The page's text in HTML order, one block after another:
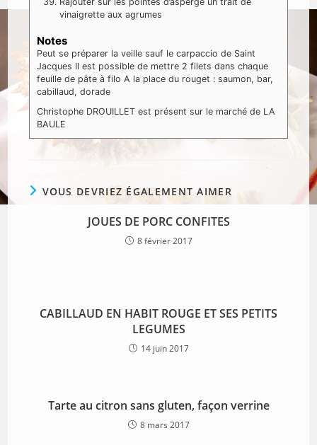
vinaigrette aux agrumes
Notes
Peut se préparer la veille sauf le carpaccio de Saint
Jacques Il est possible de mettre 2 filets dans chaque
feuille de pâte à filo A la place du rouget : saumon, bar,
cabillaud, dorade
Christophe DROUILLET est présent sur le marché de LA
BAULE
VOUS DEVRIEZ ÉGALEMENT AIMER
JOUES DE PORC CONFITES
8 février 2017
CABILLAUD EN HABIT ROUGE ET SES PETITS
LEGUMES
14 juin 2017
Tarte au citron sans gluten, façon verrine
8 mars 2017